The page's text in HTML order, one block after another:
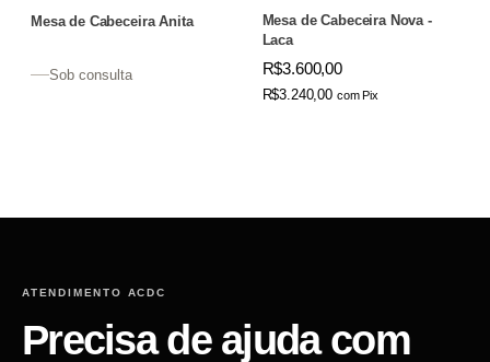
Mesa de Cabeceira Anita
Sob consulta
Mesa de Cabeceira Nova -
Laca
R$3.600,00
R$3.240,00 com Pix
ATENDIMENTO ACDC
Precisa de ajuda com